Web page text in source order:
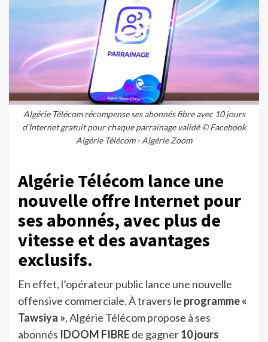
Algérie Télécom récompense ses abonnés fibre avec 10 jours
d’Internet gratuit pour chaque parrainage validé © Facebook
Algérie Télécom - Algérie Zoom
Algérie Télécom lance une
nouvelle offre Internet pour
ses abonnés, avec plus de
vitesse et des avantages
exclusifs.
En effet, l’opérateur public lance une nouvelle
offensive commerciale. À travers le programme «
Tawsiya », Algérie Télécom propose à ses
abonnés IDOOM FIBRE de gagner10 jours